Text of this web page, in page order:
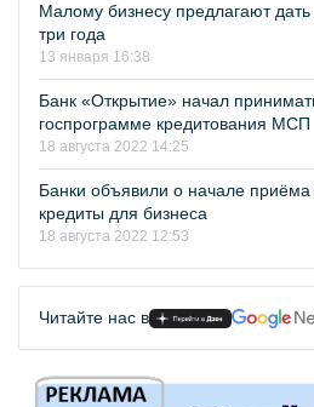
Малому бизнесу предлагают
три года
13 января 16:38
Банк «Открытие» начал
госпрограмме кредитования МСП
18 августа 2022 14:25
Банки объявили о начале приёма
кредиты для бизнеса
18 августа 2022 12:53
Читайте нас в